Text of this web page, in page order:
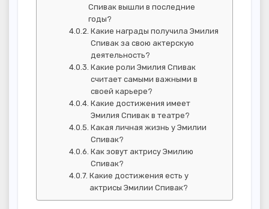
Спивак вышли в последние
годы?
Какие награды получила Эмилия
Спивак за свою актерскую
деятельность?
Какие роли Эмилия Спивак
считает самыми важными в
своей карьере?
Какие достижения имеет
Эмилия Спивак в театре?
Какая личная жизнь у Эмилии
Спивак?
Как зовут актрису Эмилию
Спивак?
Какие достижения есть у
актрисы Эмилии Спивак?